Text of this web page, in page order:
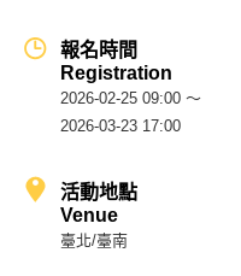
報名時間
Registration
2026-02-25 09:00 ～
2026-03-23 17:00
活動地點
Venue
臺北/臺南